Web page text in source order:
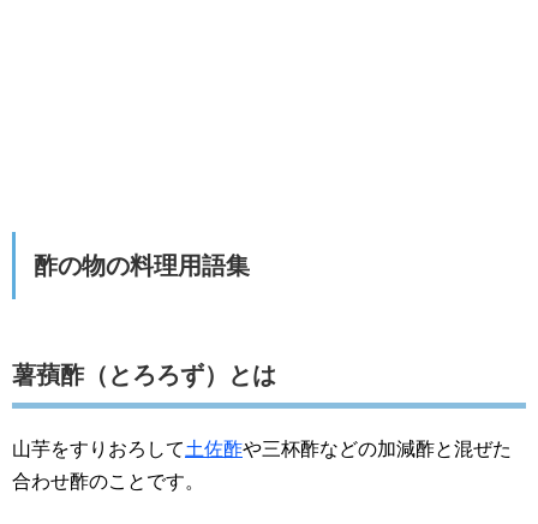
酢の物の料理用語集
薯蕷酢（とろろず）とは
山芋をすりおろして土佐酢や三杯酢などの加減酢と混ぜた
合わせ酢のことです。